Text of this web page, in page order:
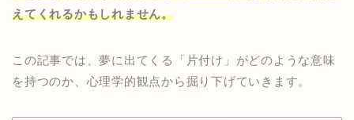
えてくれるかもしれません。
この記事では、夢に出てくる「片付け」がどのような意味
を持つのか、心理学的観点から掘り下げていきます。